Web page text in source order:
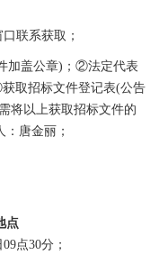
联系获取；
加盖公章)；②法定代表
取招标文件登记表(公告
需将以上获取招标文件的
唐金丽；
点
09点30分；